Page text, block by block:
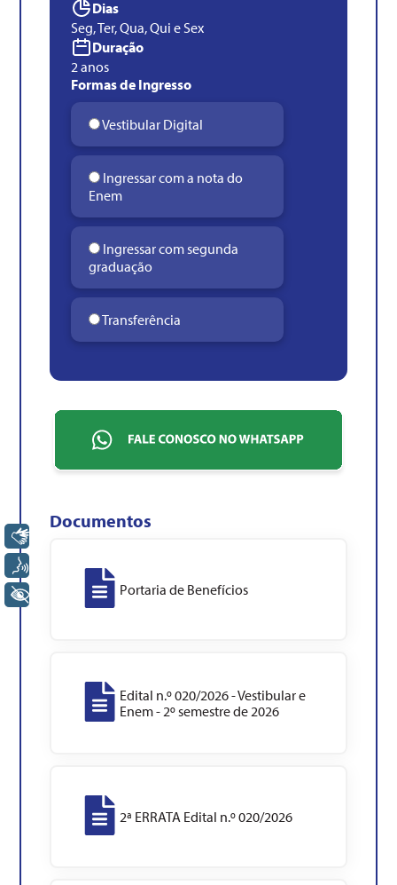
Dias
Seg, Ter, Qua, Qui e Sex
Duração
2 anos
Formas de Ingresso
Vestibular Digital
Ingressar com a nota do
Enem
Ingressar com segunda
graduação
Transferência
Documentos
Portaria de Benefícios
Edital n.º 020/2026 - Vestibular e
Enem - 2º semestre de 2026
2ª ERRATA Edital n.º 020/2026
+ Acessibilidade